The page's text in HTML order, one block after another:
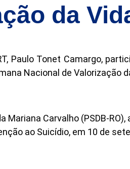
da
Paulo Tonet Camargo,
Nacional de Valorização
Mariana Carvalho (PSDB-
ao Suicídio, em 10 de